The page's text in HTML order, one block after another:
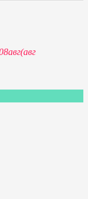
авг(авг